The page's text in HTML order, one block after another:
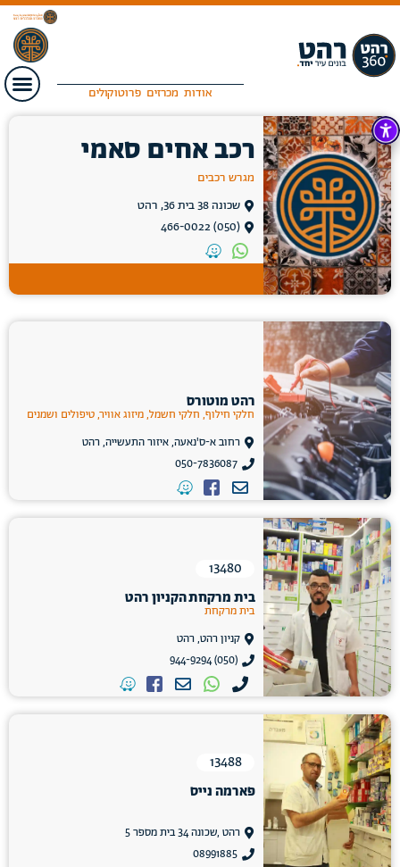
אודות מכרזים פרוטוקולים
רכב אחים סאמי
מגרש רכבים
שכונה 38 בית 36, רהט
(050) 466-0022
רהט מוטורס
חלקי חילוף, חלקי חשמל, מיזוג אוויר, טיפולים ושמנים
רחוב א-ס'נאעה, איזור התעשייה, רהט
050-7836087
13480
בית מרקחת הקניון רהט
בית מרקחת
קניון רהט, רהט
(050) 944-9294
13488
פארמה נייס
רהט ,שכונה 34 בית מספר 5
08991885